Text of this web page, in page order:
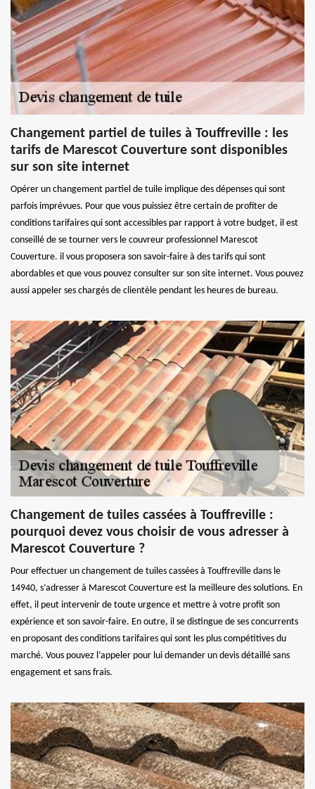
Changement partiel de tuiles à Touffreville : les
tarifs de Marescot Couverture sont disponibles
sur son site internet
Opérer un changement partiel de tuile implique des dépenses qui sont
parfois imprévues. Pour que vous puissiez être certain de profiter de
conditions tarifaires qui sont accessibles par rapport à votre budget, il est
conseillé de se tourner vers le couvreur professionnel Marescot
Couverture. il vous proposera son savoir-faire à des tarifs qui sont
abordables et que vous pouvez consulter sur son site internet. Vous pouvez
aussi appeler ses chargés de clientèle pendant les heures de bureau.
Changement de tuiles cassées à Touffreville :
pourquoi devez vous choisir de vous adresser à
Marescot Couverture ?
Pour effectuer un changement de tuiles cassées à Touffreville dans le
14940, s’adresser à Marescot Couverture est la meilleure des solutions. En
effet, il peut intervenir de toute urgence et mettre à votre profit son
expérience et son savoir-faire. En outre, il se distingue de ses concurrents
en proposant des conditions tarifaires qui sont les plus compétitives du
marché. Vous pouvez l’appeler pour lui demander un devis détaillé sans
engagement et sans frais.